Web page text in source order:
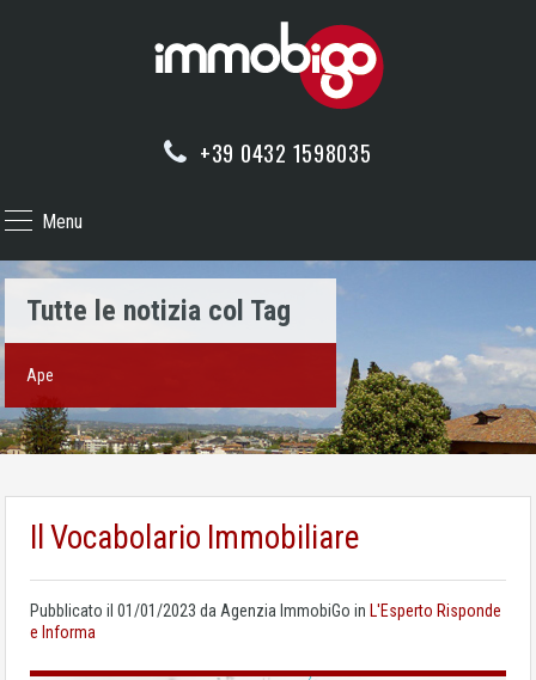
+39 0432 1598035
Menu
Tutte le notizia col Tag
Ape
Il Vocabolario Immobiliare
Pubblicato il 01/01/2023 da Agenzia ImmobiGo in L'Esperto Risponde
e Informa